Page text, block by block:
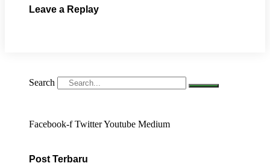
Leave a Replay
Search
Facebook-f TwitterYoutube Medium
Post Terbaru